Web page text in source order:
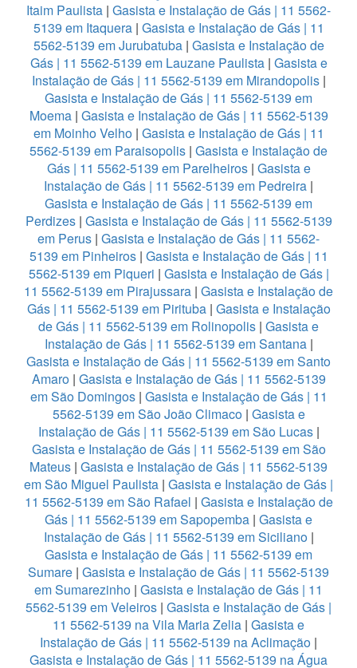
Itaim Paulista | Gasista e Instalação de Gás | 11 5562-
5139 em Itaquera| Gasista e Instalação de Gás | 11
5562-5139 em Jurubatuba| Gasista e Instalação de
Gás | 11 5562-5139 em Lauzane Paulista | Gasista e
Instalação de Gás | 11 5562-5139 em Mirandopolis|
Gasista e Instalação de Gás | 11 5562-5139 em
Moema| Gasista e Instalação de Gás | 11 5562-5139
em Moinho Velho | Gasista e Instalação de Gás | 11
5562-5139 em Paraisopolis | Gasista e Instalação de
Gás | 11 5562-5139 em Parelheiros| Gasista e
Instalação de Gás | 11 5562-5139 em Pedreira |
Gasista e Instalação de Gás | 11 5562-5139 em
Perdizes| Gasista e Instalação de Gás | 11 5562-5139
em Perus | Gasista e Instalação de Gás | 11 5562-
5139 em Pinheiros| Gasista e Instalação de Gás | 11
5562-5139 em Piqueri | Gasista e Instalação de Gás |
11 5562-5139 em Pirajussara | Gasista e Instalação de
Gás | 11 5562-5139 em Pirituba| Gasista e Instalação
de Gás | 11 5562-5139 em Rolinopolis | Gasista e
Instalação de Gás | 11 5562-5139 em Santana|
Gasista e Instalação de Gás | 11 5562-5139 em Santo
Amaro| Gasista e Instalação de Gás | 11 5562-5139
em São Domingos| Gasista e Instalação de Gás | 11
5562-5139 em São João Climaco| Gasista e
Instalação de Gás | 11 5562-5139 em São Lucas|
Gasista e Instalação de Gás | 11 5562-5139 em São
Mateus | Gasista e Instalação de Gás | 11 5562-5139
em São Miguel Paulista | Gasista e Instalação de Gás |
11 5562-5139 em São Rafael | Gasista e Instalação de
Gás | 11 5562-5139 em Sapopemba | Gasista e
Instalação de Gás | 11 5562-5139 em Siciliano|
Gasista e Instalação de Gás | 11 5562-5139 em
Sumare | Gasista e Instalação de Gás | 11 5562-5139
em Sumarezinho | Gasista e Instalação de Gás | 11
5562-5139 em Veleiros | Gasista e Instalação de Gás |
11 5562-5139 na Vila Maria Zelia | Gasista e
Instalação de Gás | 11 5562-5139 na Aclimação |
Gasista e Instalação de Gás | 11 5562-5139 na Água